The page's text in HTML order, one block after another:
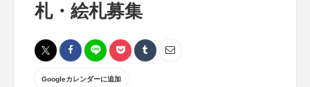
札・絵札募集
Googleカレンダーに追加